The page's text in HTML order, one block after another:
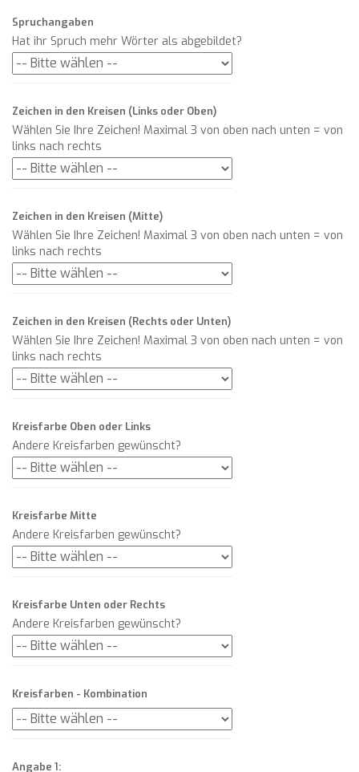
Spruchangaben
Hat ihr Spruch mehr Wörter als abgebildet?
Zeichen in den Kreisen (Links oder Oben)
Wählen Sie Ihre Zeichen! Maximal 3 von oben nach unten = von
links nach rechts
Zeichen in den Kreisen (Mitte)
Wählen Sie Ihre Zeichen! Maximal 3 von oben nach unten = von
links nach rechts
Zeichen in den Kreisen (Rechts oder Unten)
Wählen Sie Ihre Zeichen! Maximal 3 von oben nach unten = von
links nach rechts
Kreisfarbe Oben oder Links
Andere Kreisfarben gewünscht?
Kreisfarbe Mitte
Andere Kreisfarben gewünscht?
Kreisfarbe Unten oder Rechts
Andere Kreisfarben gewünscht?
Kreisfarben - Kombination
Angabe 1: